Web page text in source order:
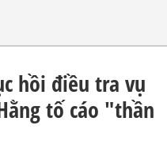
hồi điều tra vụ
tố cáo "thần